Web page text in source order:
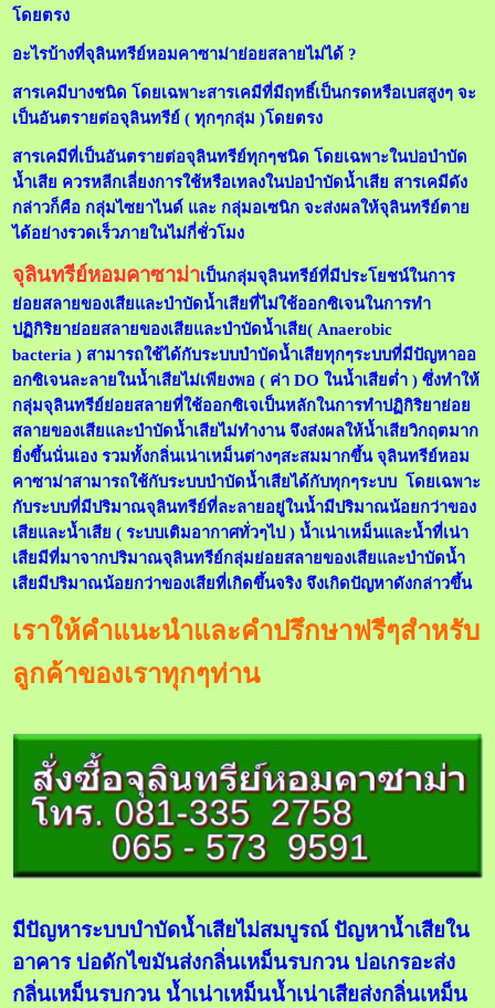
โดยตรง
อะไรบ้างที่จุลินทรีย์หอมคาซาม่าย่อยสลายไม่ได้ ?
สารเคมีบางชนิด โดยเฉพาะสารเคมีที่มีฤทธิ์เป็นกรดหรือเบสสูงๆ จะ
เป็นอันตรายต่อจุลินทรีย์ ( ทุกๆกลุ่ม )โดยตรง
สารเคมีที่เป็นอันตรายต่อจุลินทรีย์ทุกๆชนิด โดยเฉพาะในบ่อบำบัด
น้ำเสีย ควรหลีกเลี่ยงการใช้หรือเทลงในบ่อบำบัดน้ำเสีย สารเคมีดัง
กล่าวก็คือ กลุ่มไซยาไนด์ และ กลุ่มอเซนิก จะส่งผลให้จุลินทรีย์ตาย
ได้อย่างรวดเร็วภายในไม่กี่ชั่วโมง
จุลินทรีย์หอมคาซาม่าเป็นกลุ่มจุลินทรีย์ที่มีประโยชน์ในการ
ย่อยสลายของเสียและบำบัดน้ำเสียที่ไม่ใช้ออกซิเจนในการทำ
ปฏิกิริยาย่อยสลายของเสียและบำบัดน้ำเสีย(Anaerobic
bacteria ) สามารถใช้ได้กับระบบบำบัดน้ำเสียทุกๆระบบที่มีปัญหาออ
อกซิเจนละลายในน้ำเสียไม่เพียงพอ ( ค่า DO ในน้ำเสียต่ำ ) ซึ่งทำให้
กลุ่มจุลินทรีย์ย่อยสลายที่ใช้ออกซิเจเป็นหลักในการทำปฏิกิริยาย่อย
สลายของเสียและบำบัดน้ำเสียไม่ทำงาน จึงส่งผลให้น้ำเสียวิกฤตมาก
ยิ่งขึ้นนั่นเอง รวมทั้งกลิ่นเน่าเหม็นต่างๆสะสมมากขึ้น จุลินทรีย์หอม
คาซาม่าสามารถใช้กับระบบบำบัดน้ำเสียได้กับทุกๆระบบ โดยเฉพาะ
กับระบบที่มีปริมาณจุลินทรีย์ที่ละลายอยู่ในน้ำมีปริมาณน้อยกว่าของ
เสียและน้ำเสีย ( ระบบเติมอากาศทั่วๆไป ) น้ำเน่าเหม็นและน้ำที่เน่า
เสียมีที่มาจากปริมาณจุลินทรีย์กลุ่มย่อยสลายของเสียและบำบัดน้ำ
เสียมีปริมาณน้อยกว่าของเสียที่เกิดขึ้นจริง จึงเกิดปัญหาดังกล่าวขึ้น
เราให้คำแนะนำและคำปรึกษาฟรีๆสำหรับ
ลูกค้าของเราทุกๆท่าน
มีปัญหาระบบบำบัดน้ำเสียไม่สมบูรณ์ ปัญหาน้ำเสียใน
อาคาร บ่อดักไขมันส่งกลิ่นเหม็นรบกวน บ่อเกรอะส่ง
กลิ่นเหม็นรบกวน น้ำเน่าเหม็นน้ำเน่าเสียส่งกลิ่นเหม็น